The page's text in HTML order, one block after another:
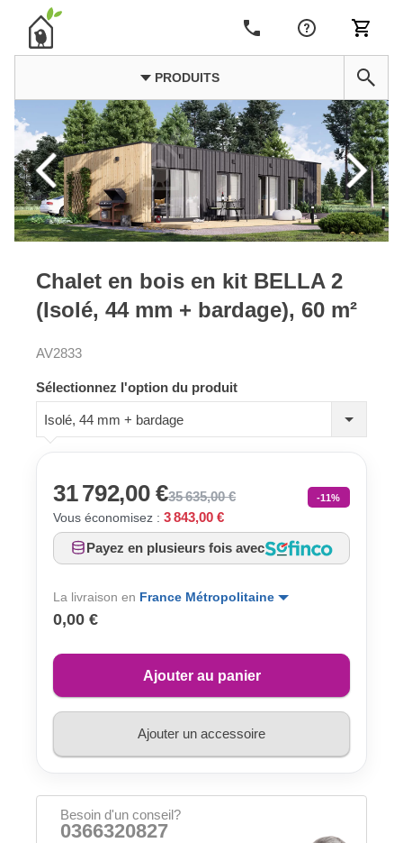
PRODUITS
Chalet en bois en kit BELLA 2
(Isolé, 44 mm + bardage), 60 m²
AV2833
Sélectionnez l'option du produit
Isolé, 44 mm + bardage
31 792,00 €35 635,00 € -11%
Vous économisez : 3 843,00 €
Payez en plusieurs fois avec
La livraison en France Métropolitaine
0,00 €
Ajouter au panier
Ajouter un accessoire
Besoin d'un conseil?
0366320827